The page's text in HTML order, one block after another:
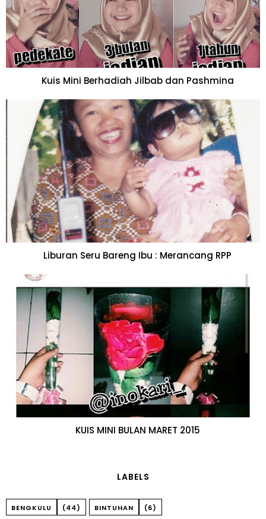
Kuis Mini Berhadiah Jilbab dan Pashmina
Liburan Seru Bareng Ibu : Merancang RPP
KUIS MINI BULAN MARET 2015
LABELS
BENGKULU (44) BINTUHAN (6)